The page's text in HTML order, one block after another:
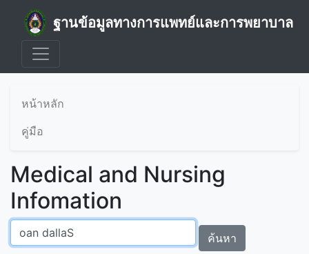
ฐานข้อมูลทางการแพทย์และการพยาบาล
หน้าหลัก
คู่มือ
Medical and Nursing
Infomation
ค้นหา